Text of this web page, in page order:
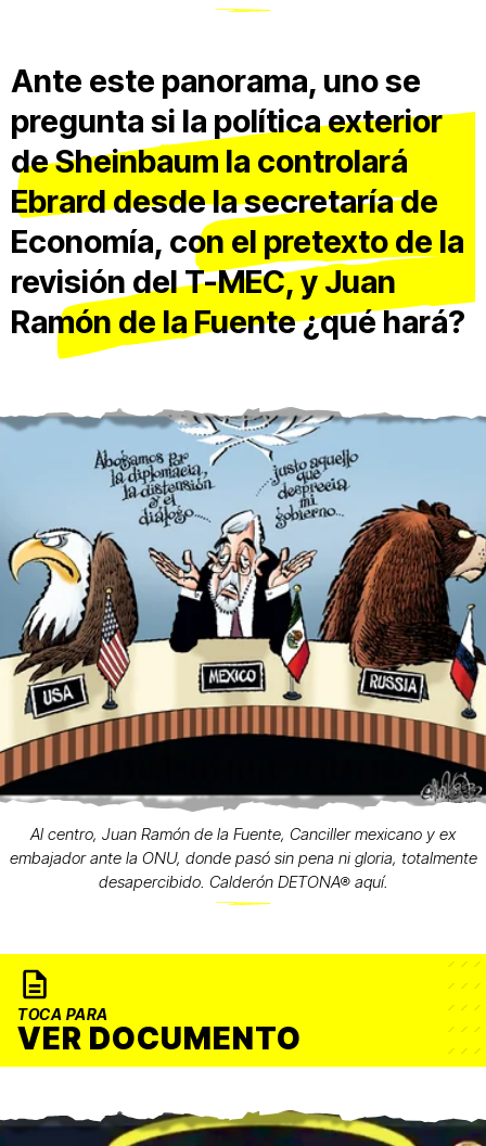
Ante este panorama, uno se
pregunta si la política exterior
de Sheinbaum la controlará
Ebrard desde la secretaría de
Economía, con el pretexto de la
revisión del T-MEC, y Juan
Ramón de la Fuente ¿qué hará?
Al centro, Juan Ramón de la Fuente, Canciller mexicano y ex
embajador ante la ONU, donde pasó sin pena ni gloria, totalmente
desapercibido. Calderón DETONA® aquí.
TOCA PARA
VER DOCUMENTO